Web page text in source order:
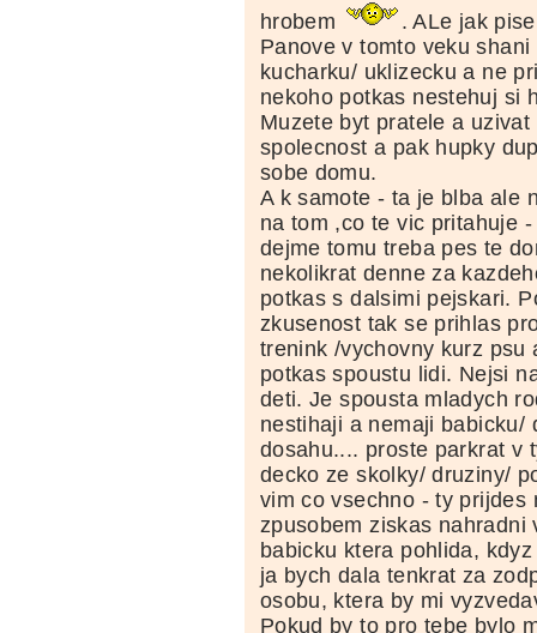
hrobem
. ALe jak
Panove v tomto veku
kucharku/ uklizecku a ne
nekoho potkas nestehuj si
Muzete byt pratele a
spolecnost a pak hupky
sobe domu.
A k samote - ta je blba ale
na tom ,co te vic pritahuje
dejme tomu treba pes te
nekolikrat denne za
potkas s dalsimi pejskari.
zkusenost tak se prihlas
trenink /vychovny kurz psu
potkas spoustu lidi. Nejsi
deti. Je spousta mladych
nestihaji a nemaji babicku/
dosahu.... proste parkrat v
decko ze skolky/ druziny/
vim co vsechno - ty prijdes
zpusobem ziskas nahradni
babicku ktera pohlida,
ja bych dala tenkrat za
osobu, ktera by mi
Pokud by to pro tebe bylo